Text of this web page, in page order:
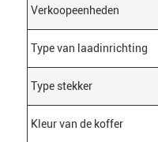
Verkoopeenheden
Type van laadinrichting
Type stekker
Kleur van de koffer